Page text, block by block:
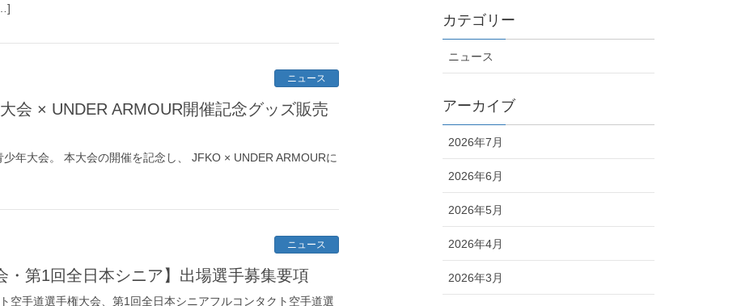
ニュース
会 × UNDER ARMOUR開催記念グッズ販売
年大会。 本大会の開催を記念し、 JFKO × UNDER ARMOURに
ニュース
・第1回全日本シニア】出場選手募集要項
空手道選手権大会、第1回全日本シニアフルコンタクト空手道選
カテゴリー
ニュース
アーカイブ
2026年7月
2026年6月
2026年5月
2026年4月
2026年3月